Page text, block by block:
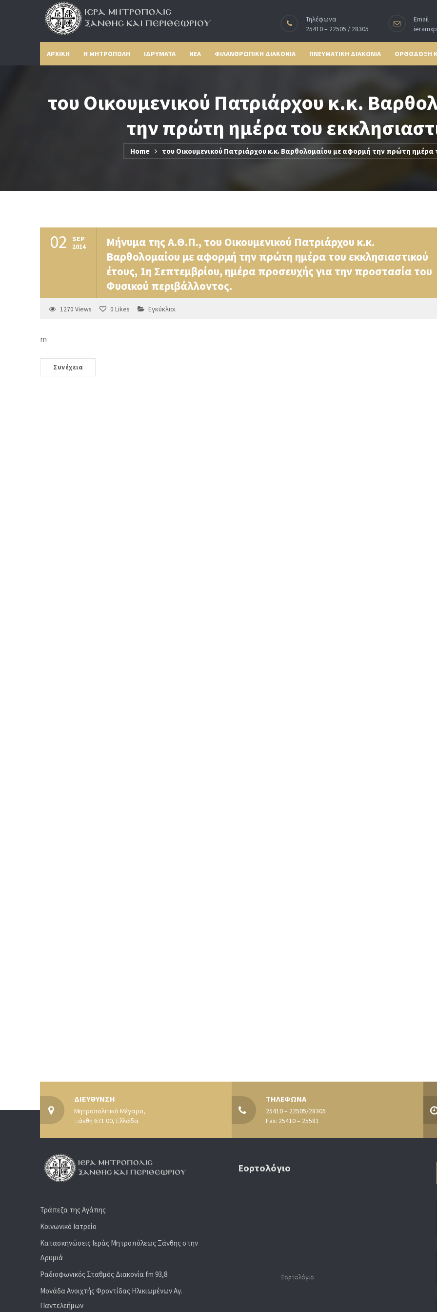
Τηλέφωνα
25410 – 22505 / 28305
Email
ΑΡΧΙΚΗ Η ΜΗΤΡΟΠΟΛΗ ΙΔΡΥΜΑΤΑ ΝΕΑ ΦΙΛΑΝΘΡΩΠΙΚΗ ΔΙΑΚΟΝΙΑ ΠΝΕΥΜΑΤΙΚΗ ΔΙΑΚΟΝΙΑ ΟΡΘΟΔΟΞΗ
του Οικουμενικού Πατριάρχου κ.κ.
την πρώτη ημέρα του
Home του Οικουμενικού Πατριάρχου κ.κ. Βαρθολομαίου με αφορμή την πρώτη ημέρα
02 SEP
2014
Mήνυμα της Α.Θ.Π., του Οικουμενικού Πατριάρχου κ.κ.
Βαρθολομαίου με αφορμή την πρώτη ημέρα του εκκλησιαστικού
έτους, 1η Σεπτεμβρίου, ημέρα προσευχής για την προστασία του
Φυσικού περιβάλλοντος.
1270 Views 0 Likes Εγκύκλιοι
m
Συνέχεια
ΔΙΕΥΘΥΝΣΗ
Μητροπολιτικό Μέγαρο,
Ξάνθη 671 00, Ελλάδα
ΤΗΛΕΦΩΝΑ
25410 – 22505/28305
Fax: 25410 – 25581
Τράπεζα της Αγάπης
Κοινωνικό Ιατρείο
Κατασκηνώσεις Ιεράς Μητροπόλεως Ξάνθης στην
Δρυμιά
Ραδιoφωνικός Σταθμός Διακονία fm 93,8
Μονάδα Ανοιχτής Φροντίδας Ηλικιωμένων Αγ.
Παντελεήμων
Εορτολόγιο
Εορτολόγιο